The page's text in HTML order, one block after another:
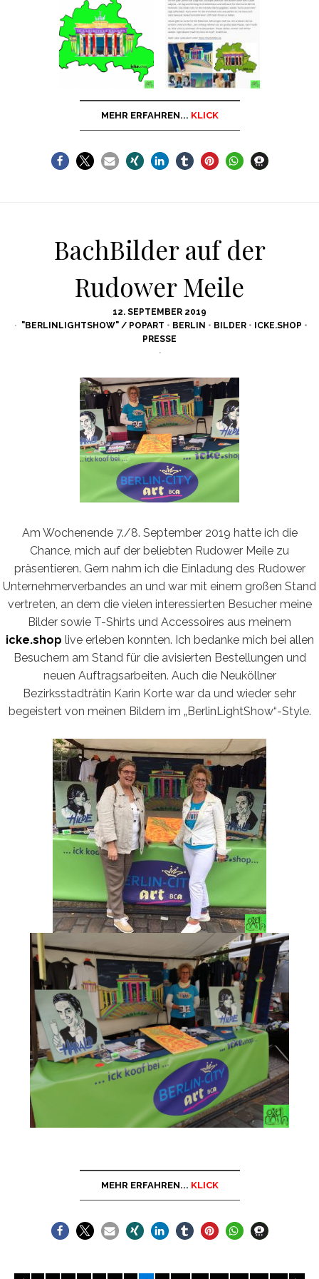
MEHR ERFAHREN... KLICK
BachBilder auf der
Rudower Meile
POSTED
ON
12. SEPTEMBER 2019
"BERLINLIGHTSHOW" / POPART • BERLIN • BILDER • ICKE.SHOP •
PRESSE
Am Wochenende 7./8. September 2019 hatte ich die
Chance, mich auf der beliebten Rudower Meile zu
präsentieren. Gern nahm ich die Einladung des Rudower
Unternehmerverbandes an und war mit einem großen Stand
vertreten, an dem die vielen interessierten Besucher meine
Bilder sowie T-Shirts und Accessoires aus meinem
icke.shop live erleben konnten. Ich bedanke mich bei allen
Besuchern am Stand für die avisierten Bestellungen und
neuen Auftragsarbeiten. Auch die Neuköllner
Bezirksstadträtin Karin Korte war da und wieder sehr
begeistert von meinen Bildern im „BerlinLightShow“-Style.
MEHR ERFAHREN... KLICK